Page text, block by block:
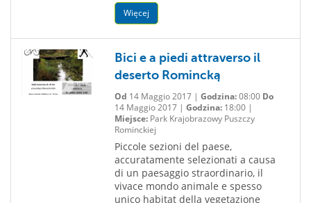
Więcej
Bici e a piedi attraverso il
deserto Romincką
Od 14 Maggio 2017 | Godzina:08:00 Do
14 Maggio 2017 | Godzina:18:00 |
Miejsce:Park Krajobrazowy Puszczy
Rominckiej
Piccole sezioni del paese,
accuratamente selezionati a causa
di un paesaggio straordinario, il
vivace mondo animale e spesso
unico habitat della vegetazione